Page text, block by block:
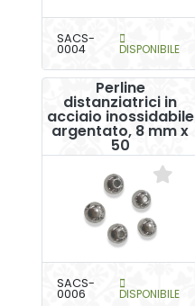
SACS-
0004 DISPONIBILE
Perline
distanziatrici in
acciaio inossidabile
argentato, 8 mm x
50
SACS-
0006 DISPONIBILE